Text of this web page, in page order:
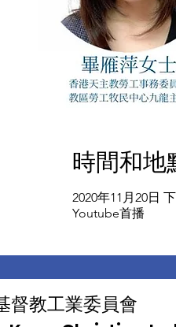
時間和地
2020年11月20日
Youtube首播
督教工業委員會